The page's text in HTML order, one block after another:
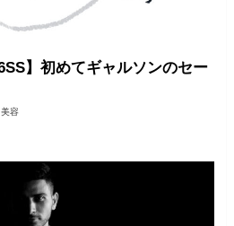
】初めてギャルソンのセー
容